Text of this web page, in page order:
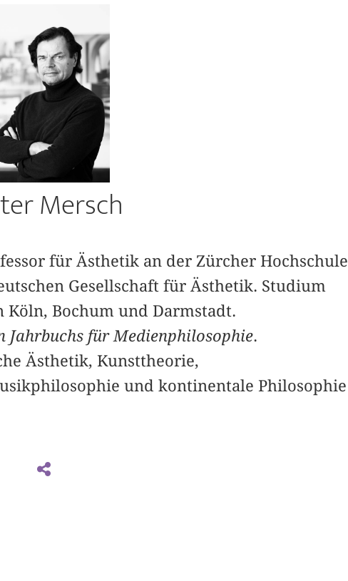
Mersch
für Ästhetik an der Zürcher Hochschule
Gesellschaft für Ästhetik. Studium
Bochum und Darmstadt.
Jahrbuchs für Medienphilosophie.
Ästhetik, Kunsttheorie,
und kontinentale Philosophie